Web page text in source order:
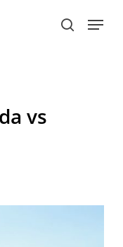
search
Menu
vs